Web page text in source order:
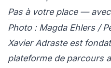
Pas à votre place —
Photo : Magda Ehlers /
Xavier Adraste est
plateforme de parcours